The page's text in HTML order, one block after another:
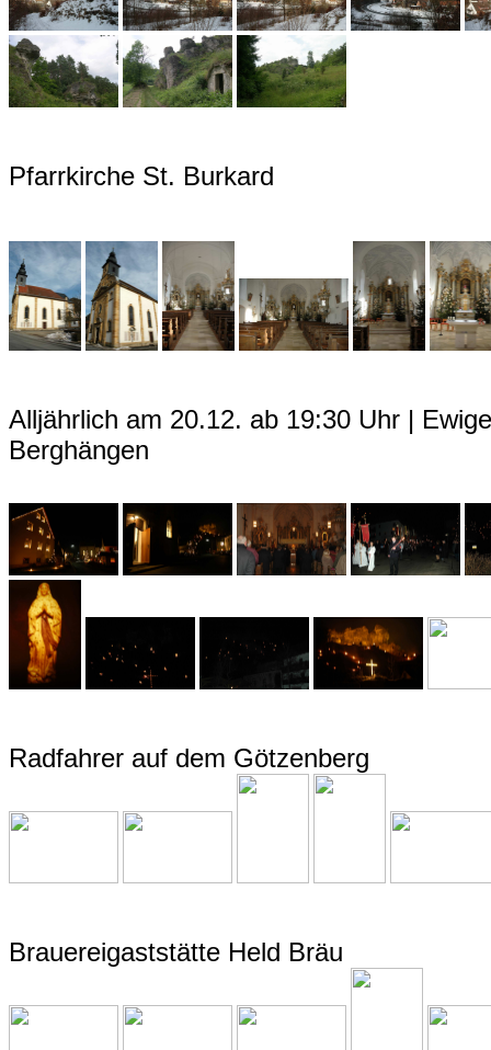
Pfarrkirche St. Burkard
Alljährlich am 20.12. ab 19:30 Uhr |
Berghängen
Radfahrer auf dem Götzenberg
Brauereigaststätte Held Bräu